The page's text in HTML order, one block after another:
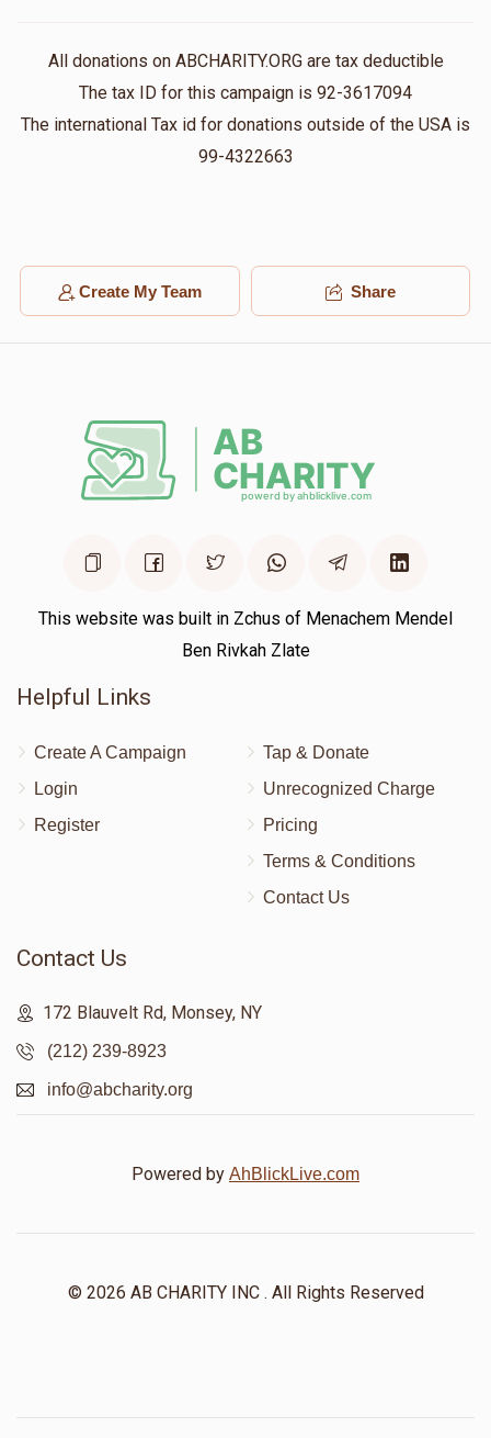
All donations on ABCHARITY.ORG are tax deductible
The tax ID for this campaign is 92-3617094
The international Tax id for donations outside of the USA is
99-4322663
Create My Team Share
This website was built in Zchus of Menachem Mendel
Ben Rivkah Zlate
Helpful Links
Create A Campaign
Login
Register
Tap & Donate
Unrecognized Charge
Pricing
Terms & Conditions
Contact Us
Contact Us
172 Blauvelt Rd, Monsey, NY
(212) 239-8923
info@abcharity.org
Powered by AhBlickLive.com
© 2026 AB CHARITY INC . All Rights Reserved